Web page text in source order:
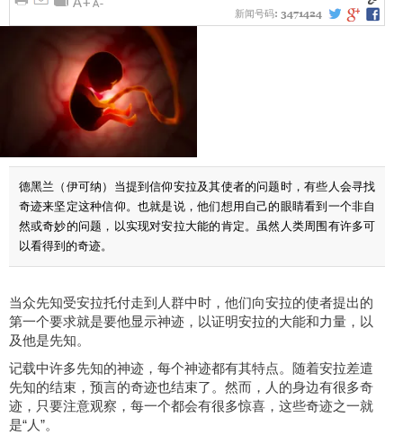
新闻号码: 3471424
德黑兰（伊可纳）当提到信仰安拉及其使者的问题时，有些人会寻找
奇迹来坚定这种信仰。也就是说，他们想用自己的眼睛看到一个非自
然或奇妙的问题，以实现对安拉大能的肯定。虽然人类周围有许多可
以看得到的奇迹。
当众先知受安拉托付走到人群中时，他们向安拉的使者提出的
第一个要求就是要他显示神迹，以证明安拉的大能和力量，以
及他是先知。
记载中许多先知的神迹，每个神迹都有其特点。随着安拉差遣
先知的结束，预言的奇迹也结束了。然而，人的身边有很多奇
迹，只要注意观察，每一个都会有很多惊喜，这些奇迹之一就
是“人”。